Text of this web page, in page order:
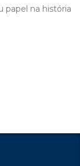
papel na história